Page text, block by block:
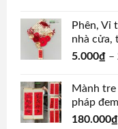
Phên, Vỉ
nhà cửa,
5.000₫ –
Mành
pháp
180.000₫